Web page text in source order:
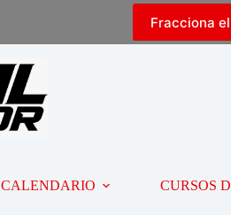
Fracciona
CALENDARIO CURSOS